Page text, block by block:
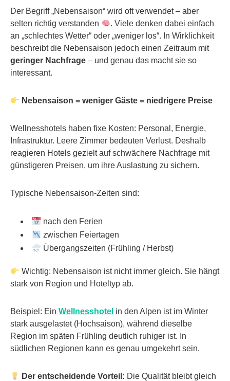
Der Begriff „Nebensaison“ wird oft verwendet – aber
selten richtig verstanden
. Viele denken dabei einfach
an „schlechtes Wetter“ oder „weniger los“. In Wirklichkeit
beschreibt die Nebensaison jedoch einen Zeitraum mit
geringer Nachfrage – und genau das macht sie so
interessant.
Nebensaison = weniger Gäste = niedrigere Preise
Wellnesshotels haben fixe Kosten: Personal, Energie,
Infrastruktur. Leere Zimmer bedeuten Verlust. Deshalb
reagieren Hotels gezielt auf schwächere Nachfrage mit
günstigeren Preisen, um ihre Auslastung zu sichern.
Typische Nebensaison-Zeiten sind:
nach den Ferien
zwischen Feiertagen
Übergangszeiten (Frühling / Herbst)
Wichtig: Nebensaison ist nicht immer gleich. Sie hängt
stark von Region und Hoteltyp ab.
Beispiel: Ein Wellnesshotel in den Alpen ist im Winter
stark ausgelastet (Hochsaison), während dieselbe
Region im späten Frühling deutlich ruhiger ist. In
südlichen Regionen kann es genau umgekehrt sein.
Der entscheidende Vorteil: Die Qualität bleibt gleich